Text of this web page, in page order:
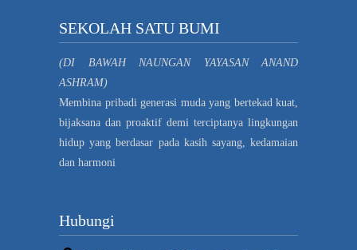
SEKOLAH SATU BUMI
(DI BAWAH NAUNGAN YAYASAN ANAND
ASHRAM)
Membina pribadi generasi muda yang bertekad kuat,
bijaksana dan proaktif demi terciptanya lingkungan
hidup yang berdasar pada kasih sayang, kedamaian
dan harmoni
Hubungi